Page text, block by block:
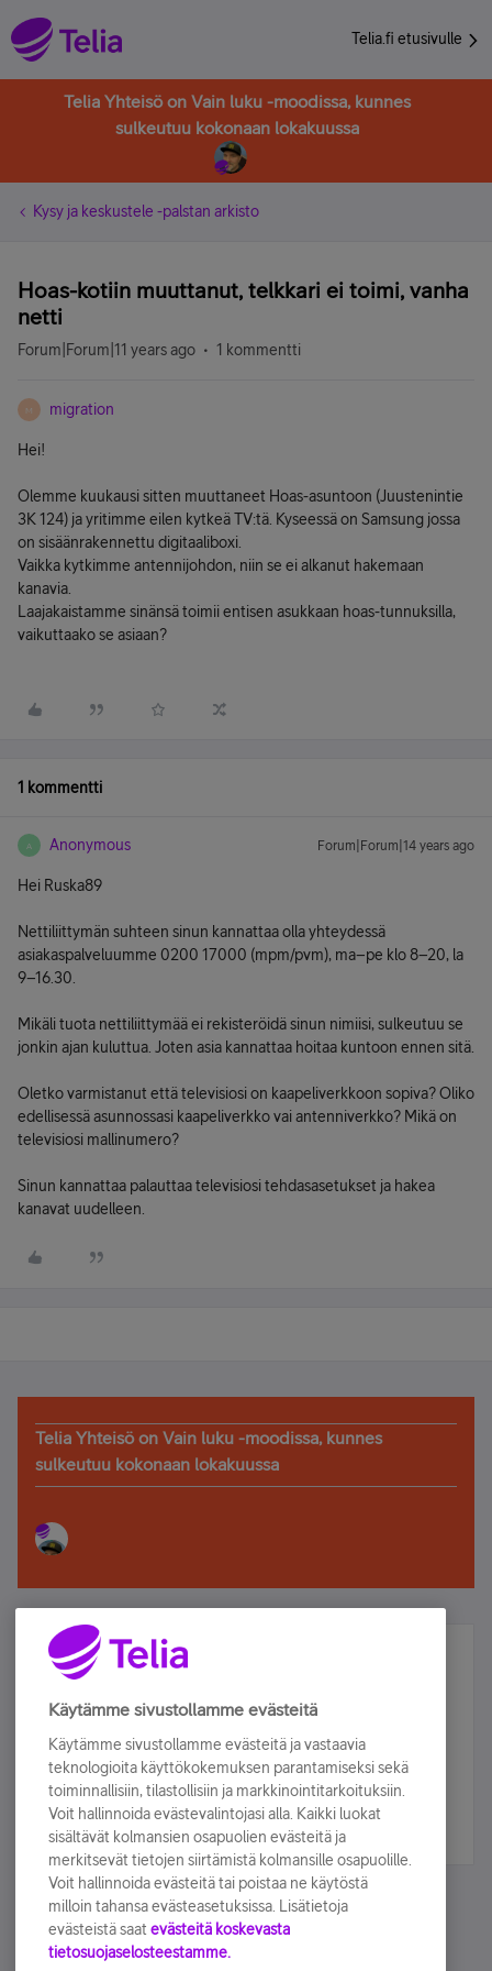
Telia.fi etusivulle
Telia Yhteisö on Vain luku -moodissa, kunnes
sulkeutuu kokonaan lokakuussa
Kysy ja keskustele -palstan arkisto
Hoas-kotiin muuttanut, telkkari ei toimi, vanha
netti
Forum|Forum|11 years ago 1 kommentti
M migration
Hei!
Olemme kuukausi sitten muuttaneet Hoas-asuntoon (Juustenintie
3K 124) ja yritimme eilen kytkeä TV:tä. Kyseessä on Samsung jossa
on sisäänrakennettu digitaaliboxi.
Vaikka kytkimme antennijohdon, niin se ei alkanut hakemaan
kanavia.
Laajakaistamme sinänsä toimii entisen asukkaan hoas-tunnuksilla,
vaikuttaako se asiaan?
1 kommentti
A Anonymous Forum|Forum|14 years ago
Hei Ruska89
Nettiliittymän suhteen sinun kannattaa olla yhteydessä
asiakaspalveluumme 0200 17000 (mpm/pvm), ma–pe klo 8–20, la
9–16.30.
Mikäli tuota nettiliittymää ei rekisteröidä sinun nimiisi, sulkeutuu se
jonkin ajan kuluttua. Joten asia kannattaa hoitaa kuntoon ennen sitä.
Oletko varmistanut että televisiosi on kaapeliverkkoon sopiva? Oliko
edellisessä asunnossasi kaapeliverkko vai antenniverkko? Mikä on
televisiosi mallinumero?
Sinun kannattaa palauttaa televisiosi tehdasasetukset ja hakea
kanavat uudelleen.
Telia Yhteisö on Vain luku -moodissa, kunnes
sulkeutuu kokonaan lokakuussa
Älä jää paitsi – osallistu ja voita!
Tilaa Telian uutiskirje ja olet mukana arvonnassa.
sähköpostiisi.
Tilaa nyt
Käytämme sivustollamme evästeitä
Käytämme sivustollamme evästeitä ja vastaavia
teknologioita käyttökokemuksen parantamiseksi sekä
toiminnallisiin, tilastollisiin ja markkinointitarkoituksiin.
Voit hallinnoida evästevalintojasi alla. Kaikki luokat
sisältävät kolmansien osapuolien evästeitä ja
merkitsevät tietojen siirtämistä kolmansille osapuolille.
Voit hallinnoida evästeitä tai poistaa ne käytöstä
milloin tahansa evästeasetuksissa. Lisätietoja
evästeistä saat evästeitä koskevasta
tietosuojaselosteestamme.